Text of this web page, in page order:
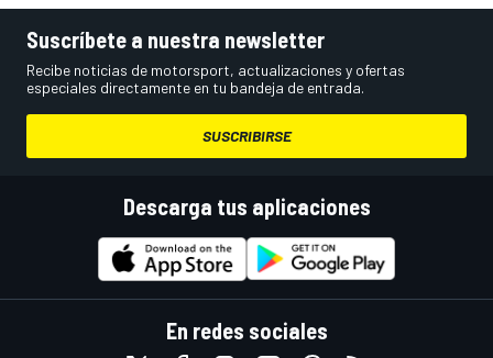
Suscríbete a nuestra newsletter
Recibe noticias de motorsport, actualizaciones y ofertas
especiales directamente en tu bandeja de entrada.
SUSCRIBIRSE
Descarga tus aplicaciones
En redes sociales